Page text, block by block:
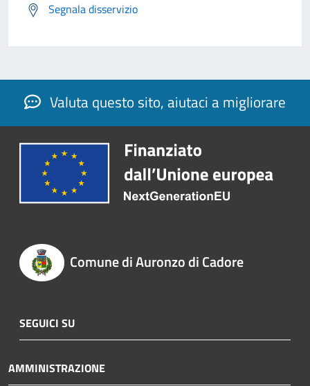
Segnala disservizio
Valuta questo sito, aiutaci a migliorare
Comune di Auronzo di Cadore
SEGUICI SU
AMMINISTRAZIONE